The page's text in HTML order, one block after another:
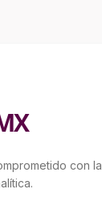
con la